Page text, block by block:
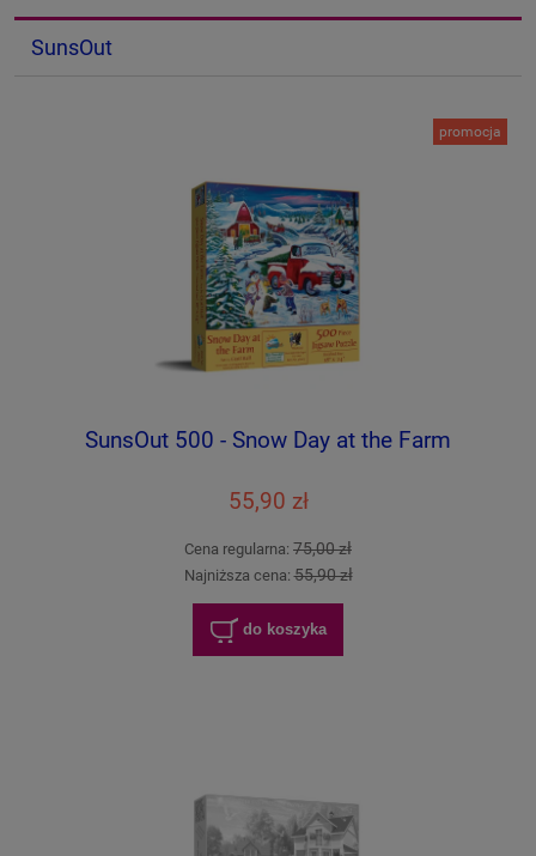
SunsOut
SunsOut 500 - Snow Day at the Farm
55,90 zł
Cena regularna: 75,00 zł
Najniższa cena:55,90 zł
do koszyka
promocja